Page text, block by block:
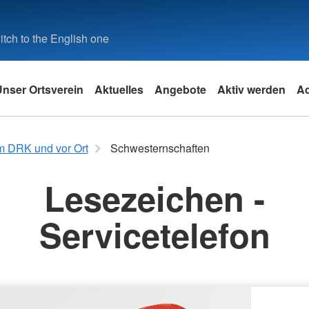
to the English one
Ortsverein Aktuelles Angebote
Angebote des DRK
Aktiv werden
DRK und vor Ort Schwesternschaften
Lesezeichen -
Servicetelefon